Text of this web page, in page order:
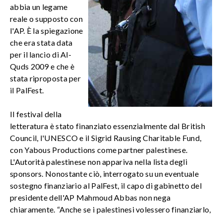
abbia un legame
reale o supposto con
l'AP. È la spiegazione
che era stata data
per il lancio di Al-
Quds 2009 e che è
stata riproposta per
il PalFest.
Il festival della
letteratura è stato finanziato essenzialmente dal British
Council, l'UNESCO e il Sigrid Rausing Charitable Fund,
con Yabous Productions come partner palestinese.
L'Autorità palestinese non appariva nella lista degli
sponsors. Nonostante ciò, interrogato su un eventuale
sostegno finanziario al PalFest, il capo di gabinetto del
presidente dell'AP Mahmoud Abbas non nega
chiaramente. “Anche se i palestinesi volessero finanziarlo,